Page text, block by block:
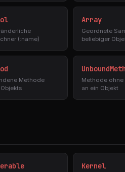
(:name)
Array
Geordnete
beliebiger
Methode
Methode ohne
an ein Objekt
Kernel